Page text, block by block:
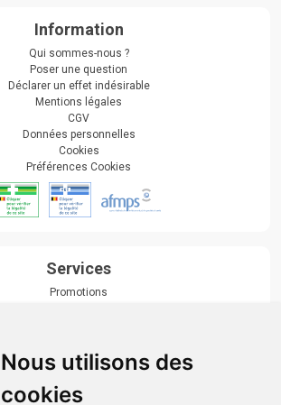
Nous utilisons des
cookies
Information
Qui sommes-nous ?
Poser une question
Déclarer un effet indésirable
Mentions légales
CGV
Données personnelles
Cookies
Préférences Cookies
Services
Promotions
Actualités & conseils
Événements
Marques